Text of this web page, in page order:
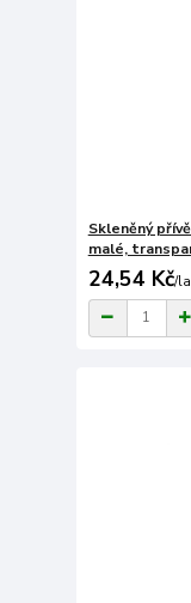
Skleněný
malé,
24,54 Kč/